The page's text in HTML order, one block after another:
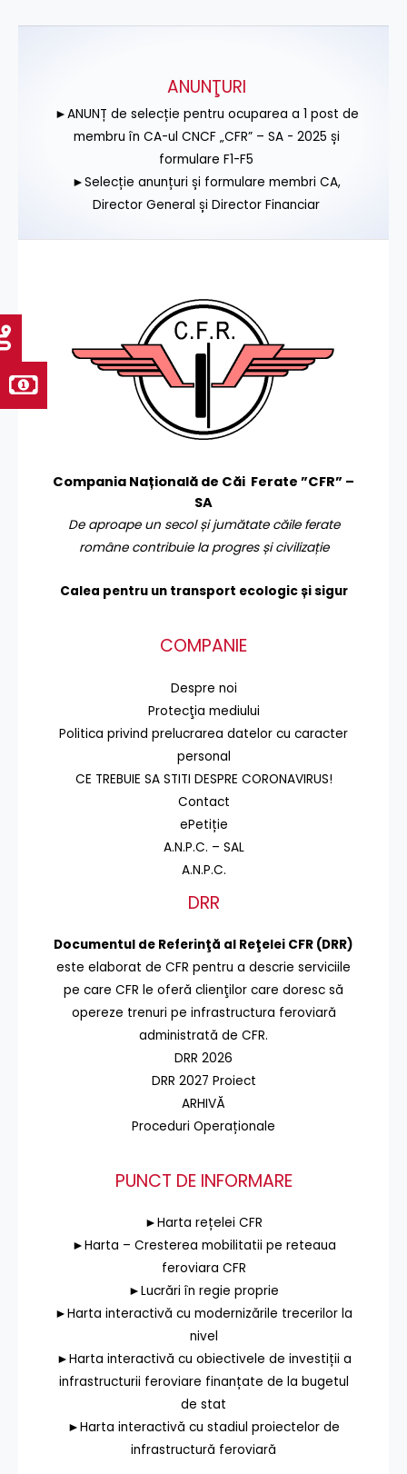
ANUNŢURI
►ANUNȚ de selecție pentru ocuparea a 1 post de
membru în CA-ul CNCF „CFR” – SA - 2025 și
formulare F1-F5
►Selecție anunțuri și formulare membri CA,
Director General și Director Financiar
Compania Națională de Căi Ferate ”CFR” –
SA
De aproape un secol și jumătate căile ferate
române contribuie la progres și civilizație
Calea pentru un transport ecologic și sigur
COMPANIE
Despre noi
Protecţia mediului
Politica privind prelucrarea datelor cu caracter
personal
CE TREBUIE SA STITI DESPRE CORONAVIRUS!
Contact
ePetiție
A.N.P.C. – SAL
A.N.P.C.
DRR
Documentul de Referinţă al Reţelei CFR (DRR)
este elaborat de CFR pentru a descrie serviciile
pe care CFR le oferă clienţilor care doresc să
opereze trenuri pe infrastructura feroviară
administrată de CFR.
DRR 2026
DRR 2027 Proiect
ARHIVĂ
Proceduri Operaționale
PUNCT DE INFORMARE
►Harta rețelei CFR
►Harta – Cresterea mobilitatii pe reteaua
feroviara CFR
►Lucrări în regie proprie
►Harta interactivă cu modernizările trecerilor la
nivel
►Harta interactivă cu obiectivele de investiții a
infrastructurii feroviare finanțate de la bugetul
de stat
►Harta interactivă cu stadiul proiectelor de
infrastructură feroviară